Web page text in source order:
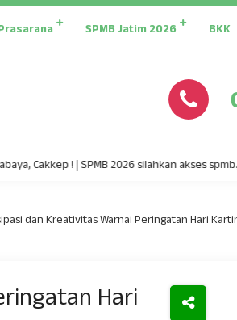
SPMB Jatim 2026 BKK
! | SPMB 2026 silahkan akses
dan Kreativitas Warnai Peringatan Hari
Hari